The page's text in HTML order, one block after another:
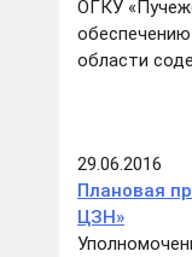
ОГКУ
обеспечению
области
29.06.2016
Плановая
ЦЗН»